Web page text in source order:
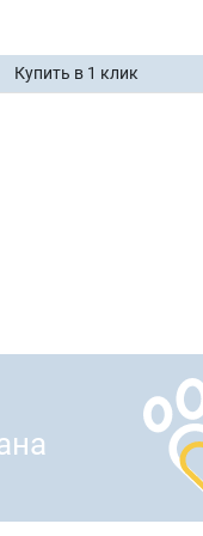
Купить в 1 клик